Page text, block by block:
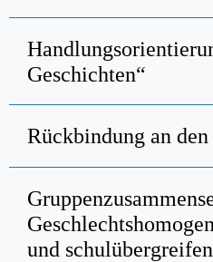
Geschichten“
Rückbindung an
Gruppen
und